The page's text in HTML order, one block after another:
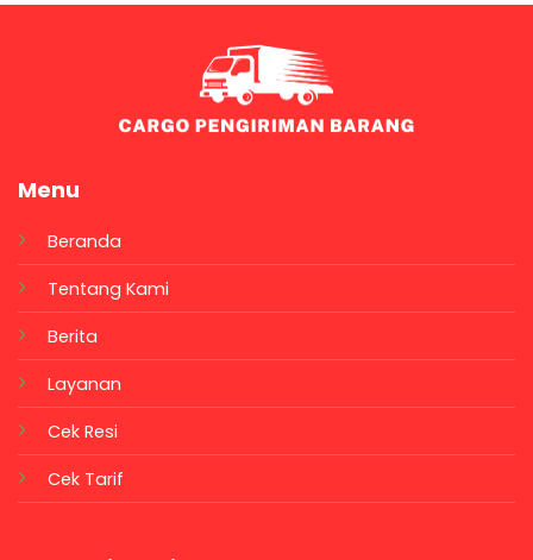
Menu
Beranda
Tentang Kami
Berita
Layanan
Cek Resi
Cek Tarif